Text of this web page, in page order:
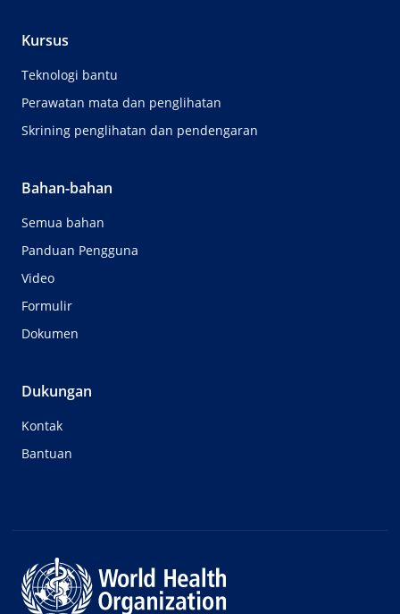
Kursus
Teknologi bantu
Perawatan mata dan penglihatan
Skrining penglihatan dan pendengaran
Bahan-bahan
Semua bahan
Panduan Pengguna
Video
Formulir
Dokumen
Dukungan
Kontak
Bantuan